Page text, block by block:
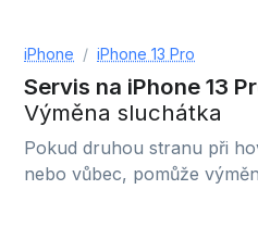
iPhone iPhone 13 Pro
Servis na iPhone 13
Výměna sluchátka
Pokud druhou stranu při
nebo vůbec, pomůže